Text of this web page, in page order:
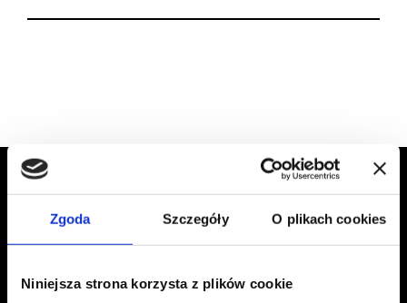
Zgoda Szczegóły O plikach cookies
Niniejsza strona korzysta z plików cookie
CODZIENNA JAKOŚĆ
KAWA PELLINI WTWOIM
DOMU